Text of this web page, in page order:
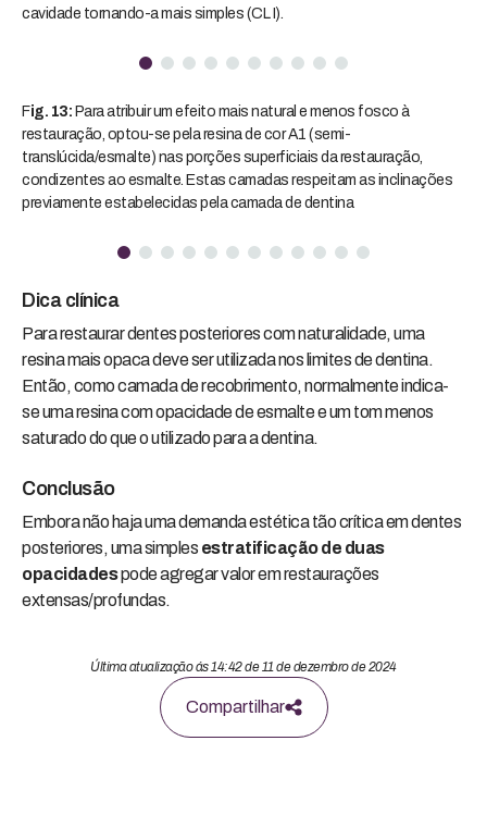
cavidade tornando-a mais simples (CL I).
Fig. 13: Para atribuir um efeito mais natural e menos fosco à
restauração, optou-se pela resina de cor A1 (semi-
translúcida/esmalte) nas porções superficiais da restauração,
condizentes ao esmalte. Estas camadas respeitam as inclinações
previamente estabelecidas pela camada de dentina
Dica clínica
Para restaurar dentes posteriores com naturalidade, uma
resina mais opaca deve ser utilizada nos limites de dentina.
Então, como camada de recobrimento, normalmente indica-
se uma resina com opacidade de esmalte e um tom menos
saturado do que o utilizado para a dentina.
Conclusão
Embora não haja uma demanda estética tão crítica em dentes
posteriores, uma simples estratificação de duas
opacidadespode agregar valor em restaurações
extensas/profundas.
Última atualização ás 14:42 de 11 de dezembro de 2024
Compartilhar